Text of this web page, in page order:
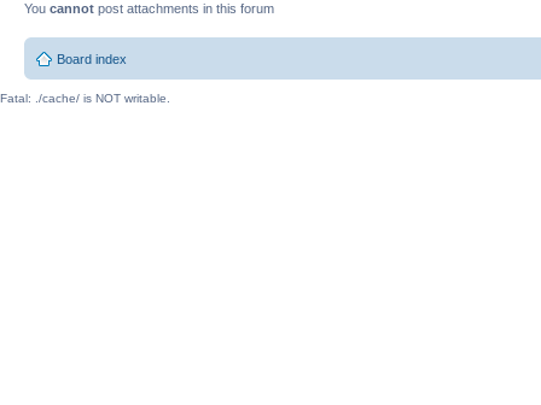
You cannot post attachments in this forum
Board index
Fatal: ./cache/ is NOT writable.